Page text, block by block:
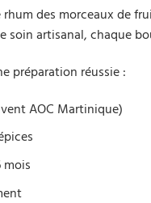
des morceaux de
soin artisanal, chaque
préparation réussie :
AOC Martinique)